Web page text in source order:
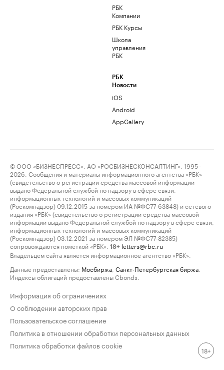
РБК
Компании
РБК Курсы
Школа
управления
РБК
РБК
Новости
iOS
Android
AppGallery
© ООО «БИЗНЕСПРЕСС», АО «РОСБИЗНЕСКОНСАЛТИНГ», 1995–
2026. Сообщения и материалы информационного агентства «РБК»
(свидетельство о регистрации средства массовой информации
выдано Федеральной службой по надзору в сфере связи,
информационных технологий и массовых коммуникаций
(Роскомнадзор) 09.12.2015 за номером ИА №ФС77-63848) и сетевого
издания «РБК» (свидетельство о регистрации средства массовой
информации выдано Федеральной службой по надзору в сфере связи,
информационных технологий и массовых коммуникаций
(Роскомнадзор) 03.12.2021 за номером ЭЛ №ФС77-82385)
сопровождаются пометкой «РБК».
18+ letters@rbc.ru
Владельцем сайта является информационное агентство «РБК».
Данные предоставлены: Мосбиржа Санкт-Петербургская биржа
Индексы облигаций предоставлены Cbonds.
Информация об ограничениях
О соблюдении авторских прав
Пользовательское соглашение
Политика в отношении обработки персональных данных
Политика обработки файлов cookie
18+